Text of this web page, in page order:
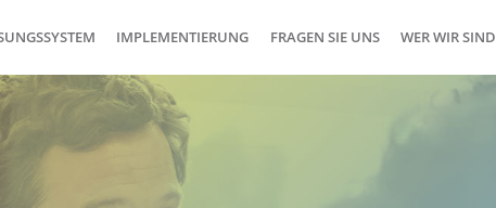
IMPLEMENTIERUNG FRAGEN SIE UNS WER WIR SIND